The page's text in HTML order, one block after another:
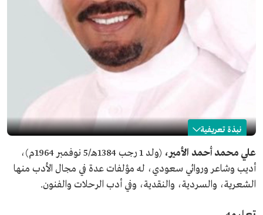
نبذة تعريفية
علي الأمير
الاسم
علي الأمير.
تاريخ الميلاد
1964م.
علي محمد أحمد الأمير،
(ولد 1 رجب 1384هـ/5 نوفمبر 1964م)،
أديب وشاعر وروائي سعودي، له مؤلفات عدة في مجال الأدب منها
الشعرية، والسردية، والنقدية، وفي أدب الرحلات والفنون.